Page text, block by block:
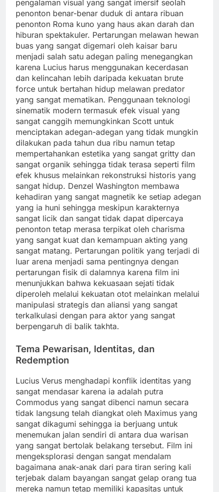
pengalaman visual yang sangat imersif seolah
penonton benar-benar duduk di antara ribuan
penonton Roma kuno yang haus akan darah dan
hiburan spektakuler. Pertarungan melawan hewan
buas yang sangat digemari oleh kaisar baru
menjadi salah satu adegan paling menegangkan
karena Lucius harus menggunakan kecerdasan
dan kelincahan lebih daripada kekuatan brute
force untuk bertahan hidup melawan predator
yang sangat mematikan. Penggunaan teknologi
sinematik modern termasuk efek visual yang
sangat canggih memungkinkan Scott untuk
menciptakan adegan-adegan yang tidak mungkin
dilakukan pada tahun dua ribu namun tetap
mempertahankan estetika yang sangat gritty dan
sangat organik sehingga tidak terasa seperti film
efek khusus melainkan rekonstruksi historis yang
sangat hidup. Denzel Washington membawa
kehadiran yang sangat magnetik ke setiap adegan
yang ia huni sehingga meskipun karakternya
sangat licik dan sangat tidak dapat dipercaya
penonton tetap merasa terpikat oleh charisma
yang sangat kuat dan kemampuan akting yang
sangat matang. Pertarungan politik yang terjadi di
luar arena menjadi sama pentingnya dengan
pertarungan fisik di dalamnya karena film ini
menunjukkan bahwa kekuasaan sejati tidak
diperoleh melalui kekuatan otot melainkan melalui
manipulasi strategis dan aliansi yang sangat
terkalkulasi dengan para aktor yang sangat
berpengaruh di balik takhta.
Tema Pewarisan, Identitas, dan
Redemption
Lucius Verus menghadapi konflik identitas yang
sangat mendasar karena ia adalah putra
Commodus yang sangat dibenci namun secara
tidak langsung telah diangkat oleh Maximus yang
sangat dikagumi sehingga ia berjuang untuk
menemukan jalan sendiri di antara dua warisan
yang sangat bertolak belakang tersebut. Film ini
mengeksplorasi dengan sangat mendalam
bagaimana anak-anak dari para tiran sering kali
terjebak dalam bayangan sangat gelap orang tua
mereka namun tetap memiliki kapasitas untuk